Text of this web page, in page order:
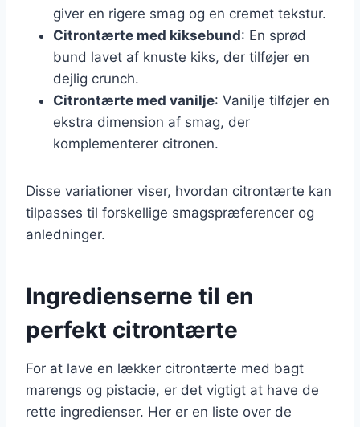
giver en rigere smag og en cremet tekstur.
Citrontærte med kiksebund: En sprød
bund lavet af knuste kiks, der tilføjer en
dejlig crunch.
Citrontærte med vanilje: Vanilje tilføjer en
ekstra dimension af smag, der
komplementerer citronen.
Disse variationer viser, hvordan citrontærte kan
tilpasses til forskellige smagspræferencer og
anledninger.
Ingredienserne til en
perfekt citrontærte
For at lave en lækker citrontærte med bagt
marengs og pistacie, er det vigtigt at have de
rette ingredienser. Her er en liste over de